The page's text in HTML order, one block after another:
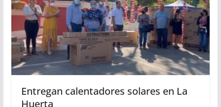
Entregan calentadores solares en La
Huerta